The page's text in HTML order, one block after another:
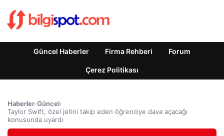
Güncel Haberler Firma Rehberi Forum
Çerez Politikası
Haberler›Güncel›
Taylor Swift, özel jetini takip eden öğrenciye dava açacağı
konusunda uyardı